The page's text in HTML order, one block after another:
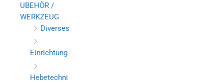
UBEHÖR /
WERKZEUG
Diverses
Einrichtung
Hebetechni